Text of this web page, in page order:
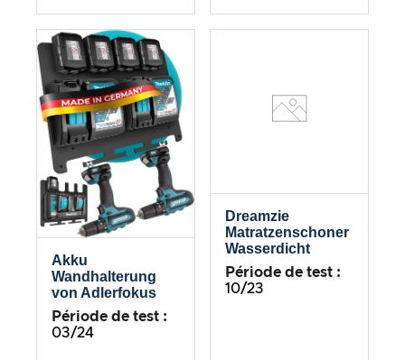
Akku
Wandhalterung
von Adlerfokus
Période de test :
03/24
Dreamzie
Matratzenschoner
Wasserdicht
Période de test :
10/23